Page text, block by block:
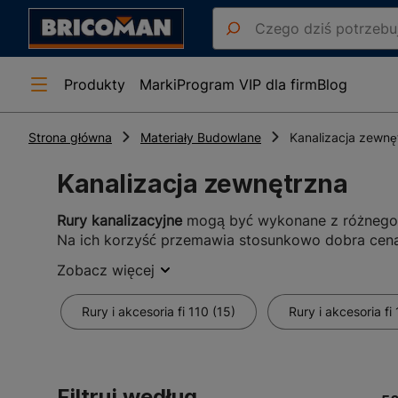
Produkty MarkiProgram VIP dla firmBlog
Strona główna Materiały Budowlane Kanalizacja
Kanalizacja zewnętrzna
Rury kanalizacyjne mogą być wykonane z
Na ich korzyść przemawia stosunkowo dobra
kanalizacyjnez PCV cechuje ponadto lekkość,
Rury i akcesoria do systemu
asortymencie znajdują się także akcesoria
Zobacz więcej
Rury i akcesoria fi 110 (15) Rury i akcesoria fi